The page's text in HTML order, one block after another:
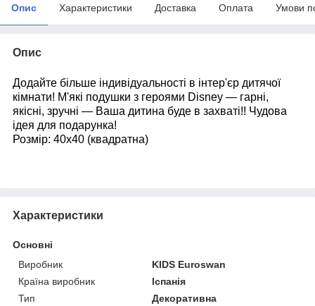
Опис Характеристики Доставка Оплата Умови
Опис
Додайте більше індивідуальності в інтер'єр дитячої
кімнати! М'які подушки з героями Disney — гарні,
якісні, зручні — Ваша дитина буде в захваті!! Чудова
ідея для подарунка!
Розмір: 40х40 (квадратна)
Характеристики
Основні
Виробник
KIDS Euroswan
Країна виробник
Іспанія
Тип
Декоративна